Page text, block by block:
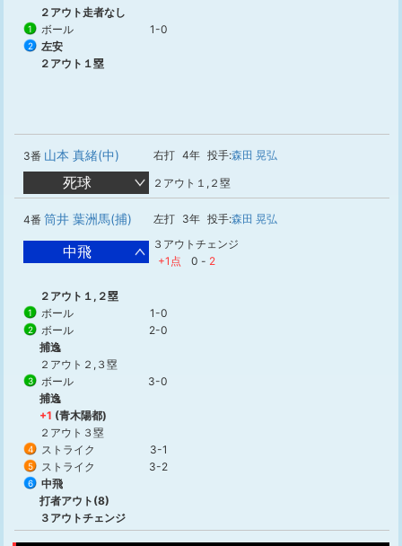
２アウト走者なし
1 ボール 1-0
2
左安
２アウト１塁
3番 山本 真緒(中) 右打 4年 投手:森田 晃弘
死球 ２アウト１,２塁
4番 筒井 葉洲馬(捕) 左打 3年 投手:森田 晃弘
中飛
３アウトチェンジ
+1点
0 - 2
２アウト１,２塁
1 ボール 1-0
2 ボール
2-0
捕逸
２アウト２,３塁
3 ボール
3-0
捕逸
+1 (青木陽都)
２アウト３塁
4 ストライク 3-1
5 ストライク 3-2
6
中飛
打者アウト(8)
３アウトチェンジ